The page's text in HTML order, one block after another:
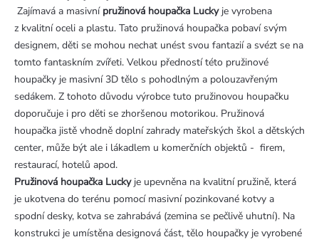
Zajímavá a masivní pružinová houpačka Luckyje vyrobena
z kvalitní oceli a plastu. Tato pružinová houpačka pobaví svým
designem, děti se mohou nechat unést svou fantazií a svézt se na
tomto fantaskním zvířeti. Velkou předností této pružinové
houpačky je masivní 3D tělo s pohodlným a polouzavřeným
sedákem. Z tohoto důvodu výrobce tuto pružinovou houpačku
doporučuje i pro děti se zhoršenou motorikou. Pružinová
houpačka jistě vhodně doplní zahrady mateřských škol a dětských
center, může být ale i lákadlem u komerčních objektů - firem,
restaurací, hotelů apod.
Pružinová houpačka Luckyje upevněna na kvalitní pružině, která
je ukotvena do terénu pomocí masivní pozinkované kotvy a
spodní desky, kotva se zahrabává (zemina se pečlivě uhutní). Na
konstrukci je umístěna designová část, tělo houpačky je vyrobené